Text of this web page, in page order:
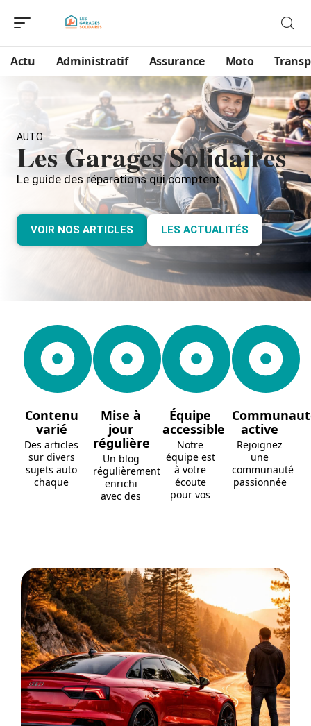
Actu Administratif Assurance Moto
AUTO
Les Garages Solidaires
Le guide des réparations qui comptent
VOIR NOS ARTICLES LES ACTUALITÉS
Contenu
varié
Des articles
sur divers
sujets auto
chaque
Mise à
jour
régulière
Un blog
régulièrement
enrichi
avec des
Équipe
accessible
Notre
équipe est
à votre
écoute
pour vos
active
Rejoignez
une
communauté
passionnée